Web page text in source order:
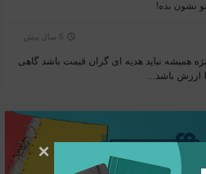
نشون بده!
6 سال پیش
همیشه نباید هدیه ای گران قیمت باشد گاهی
ارزش باشد...
×